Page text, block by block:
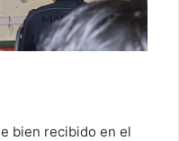
bien recibido en el